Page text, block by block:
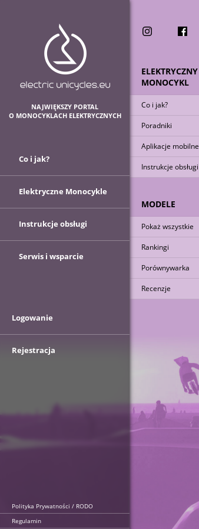
ELEKTRYCZNY
MONOCYKL
Co i jak?
Poradniki
Aplikacje mobilne
Instrukcje obsługi
MODELE
Pokaż wszystkie
Rankingi
Porównywarka
Recenzje
NAJWIĘKSZY PORTAL
O MONOCYKLACH ELEKTRYCZNYCH
Co i jak?
Elektryczne Monocykle
Instrukcje obsługi
Serwis i wsparcie
Logowanie
Rejestracja
Polityka Prywatności / RODO
Regulamin